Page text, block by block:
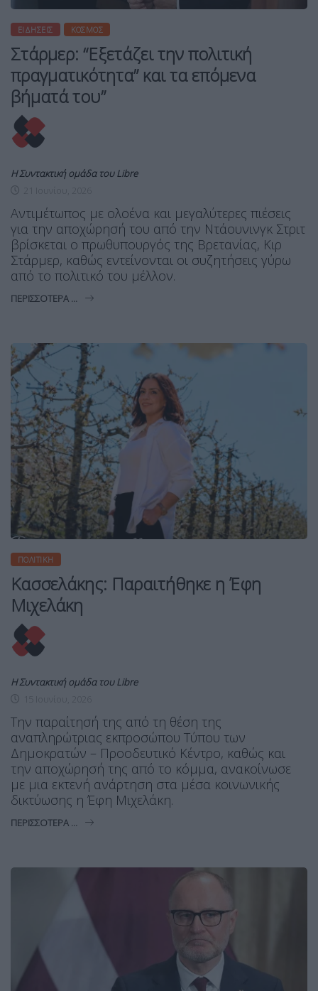
ΕΙΔΉΣΕΙΣ ΚΌΣΜΟΣ
Στάρμερ: “Εξετάζει την πολιτική
πραγματικότητα” και τα επόμενα
βήματά του”
Η Συντακτική ομάδα του Libre
Αντιμέτωπος με ολοένα και μεγαλύτερες πιέσεις
για την αποχώρησή του από την Ντάουνινγκ Στριτ
βρίσκεται ο πρωθυπουργός της Βρετανίας, Κιρ
Στάρμερ, καθώς εντείνονται οι συζητήσεις γύρω
από το πολιτικό του μέλλον.
ΠΕΡΙΣΣΌΤΕΡΑ ...
ΠΟΛΙΤΙΚΉ
Κασσελάκης: Παραιτήθηκε η Έφη
Μιχελάκη
Η Συντακτική ομάδα του Libre
Την παραίτησή της από τη θέση της
αναπληρώτριας εκπροσώπου Τύπου των
Δημοκρατών – Προοδευτικό Κέντρο, καθώς και
την αποχώρησή της από το κόμμα, ανακοίνωσε
με μια εκτενή ανάρτηση στα μέσα κοινωνικής
δικτύωσης η Έφη Μιχελάκη.
ΠΕΡΙΣΣΌΤΕΡΑ ...